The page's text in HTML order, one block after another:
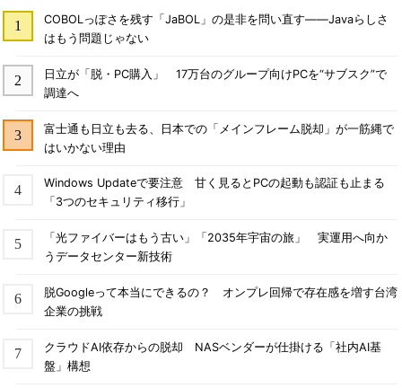
COBOLっぽさを残す「JaBOL」の是非を問い直す――Javaらしさ
はもう問題じゃない
日立が「脱・PC購入」 17万台のグループ向けPCを“サブスク”で
調達へ
富士通も日立も去る、日本での「メインフレーム脱却」が一筋縄で
はいかない理由
Windows Updateで要注意 甘く見るとPCの起動も認証も止まる
「3つのセキュリティ移行」
「光ファイバーはもう古い」「2035年宇宙の旅」 実運用へ向か
うデータセンター新技術
脱Googleって本当にできるの？ オンプレ回帰で存在感を増す台湾
企業の挑戦
クラウドAI依存からの脱却 NASベンダーが仕掛ける「社内AI基
盤」構想